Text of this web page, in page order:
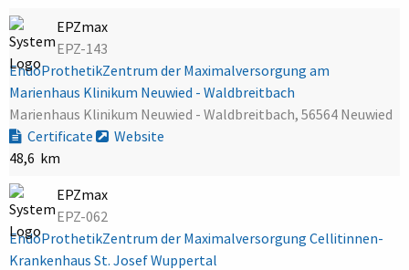
EPZmax
EPZ-143
EndoProthetikZentrum der Maximalversorgung am
Marienhaus Klinikum Neuwied - Waldbreitbach
Marienhaus Klinikum Neuwied - Waldbreitbach, 56564 Neuwied
Certificate
Website
48,6 km
EPZmax
EPZ-062
EndoProthetikZentrum der Maximalversorgung Cellitinnen-
Krankenhaus St. Josef Wuppertal